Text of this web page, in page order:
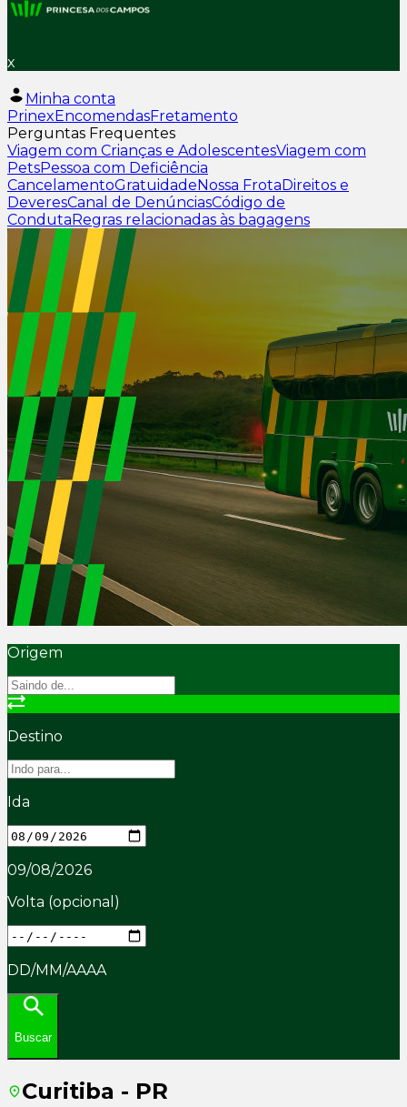
x
Minha conta
PrinexEncomendasFretamento
Perguntas Frequentes
Viagem com Crianças e AdolescentesViagem com
PetsPessoa com Deficiência
CancelamentoGratuidadeNossa FrotaDireitos e
DeveresCanal de DenúnciasCódigo de
CondutaRegras relacionadas às bagagens
Origem
Destino
Ida
09/08/2026
Volta (opcional)
DD/MM/AAAA
Buscar
Curitiba - PR